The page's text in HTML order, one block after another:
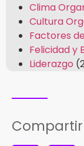
Clima
Cultura
Factores
Felicidad y
Liderazgo